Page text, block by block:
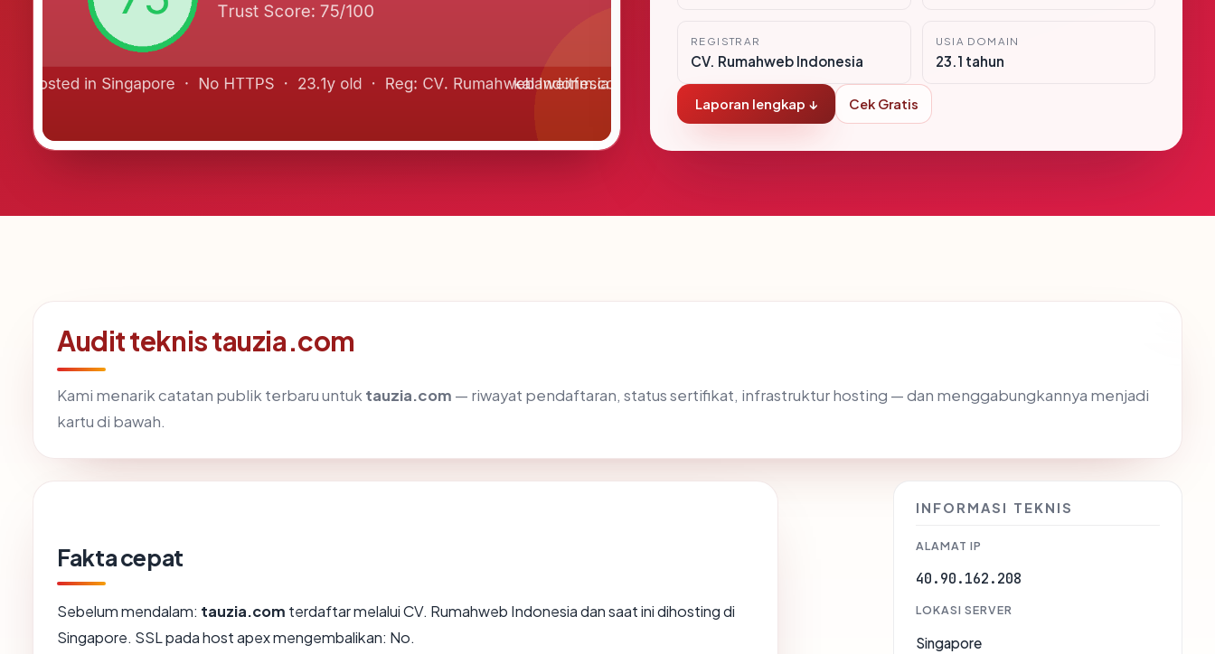
REGISTRAR
CV. Rumahweb Indonesia
USIA DOMAIN
23.1 tahun
Laporan lengkap ↓ Cek Gratis
Audit teknis tauzia.com
Kami menarik catatan publik terbaru untuk tauzia.com — riwayat pendaftaran, status sertifikat, infrastruktur hosting — dan menggabungkannya menjadi
kartu di bawah.
Fakta cepat
Sebelum mendalam: tauzia.com terdaftar melalui CV. Rumahweb Indonesia dan saat ini dihosting di
Singapore. SSL pada host apex mengembalikan: No.
INFORMASI TEKNIS
ALAMAT IP
40.90.162.208
LOKASI SERVER
Singapore